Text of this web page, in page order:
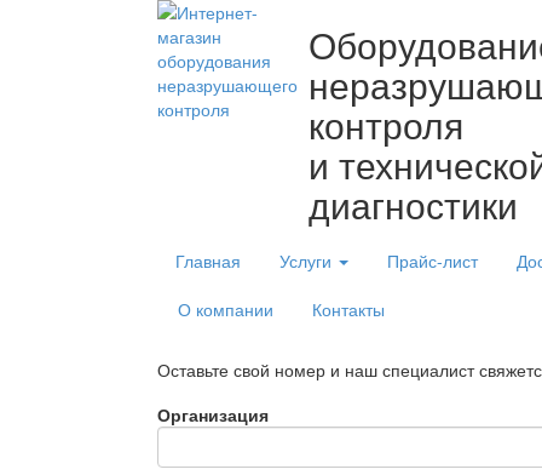
контроля
и
диагностики
Главная Услуги Прайс-лист
О компании
Контакты
Оставьте свой номер и наш специалист
Организация